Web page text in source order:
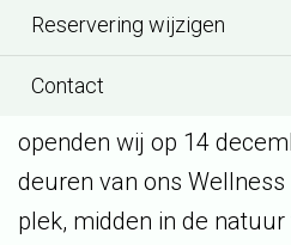
Reservering wijzigen
Contact
en soms strijden – zoals
oplossingen voor
mogen maken van
openden wij op 14
deuren van ons
plek, midden in de